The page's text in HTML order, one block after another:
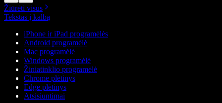
Žiūrėti visus
Tekstas į kalbą
iPhone ir iPad programėlės
Android programėlė
Mac programėlė
Windows programėlė
Žiniatinklio programėlė
Chrome plėtinys
Edge plėtinys
Atsisiuntimai